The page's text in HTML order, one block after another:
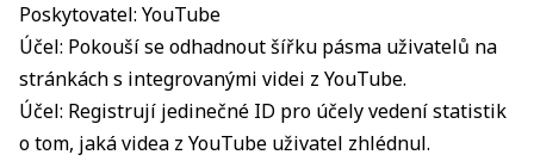
Poskytovatel: YouTube
Účel: Pokouší se odhadnout šířku pásma uživatelů na
stránkách s integrovanými videi z YouTube.
Účel: Registrují jedinečné ID pro účely vedení statistik
o tom, jaká videa z YouTube uživatel zhlédnul.